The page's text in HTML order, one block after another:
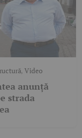
,Video
anunță
strada